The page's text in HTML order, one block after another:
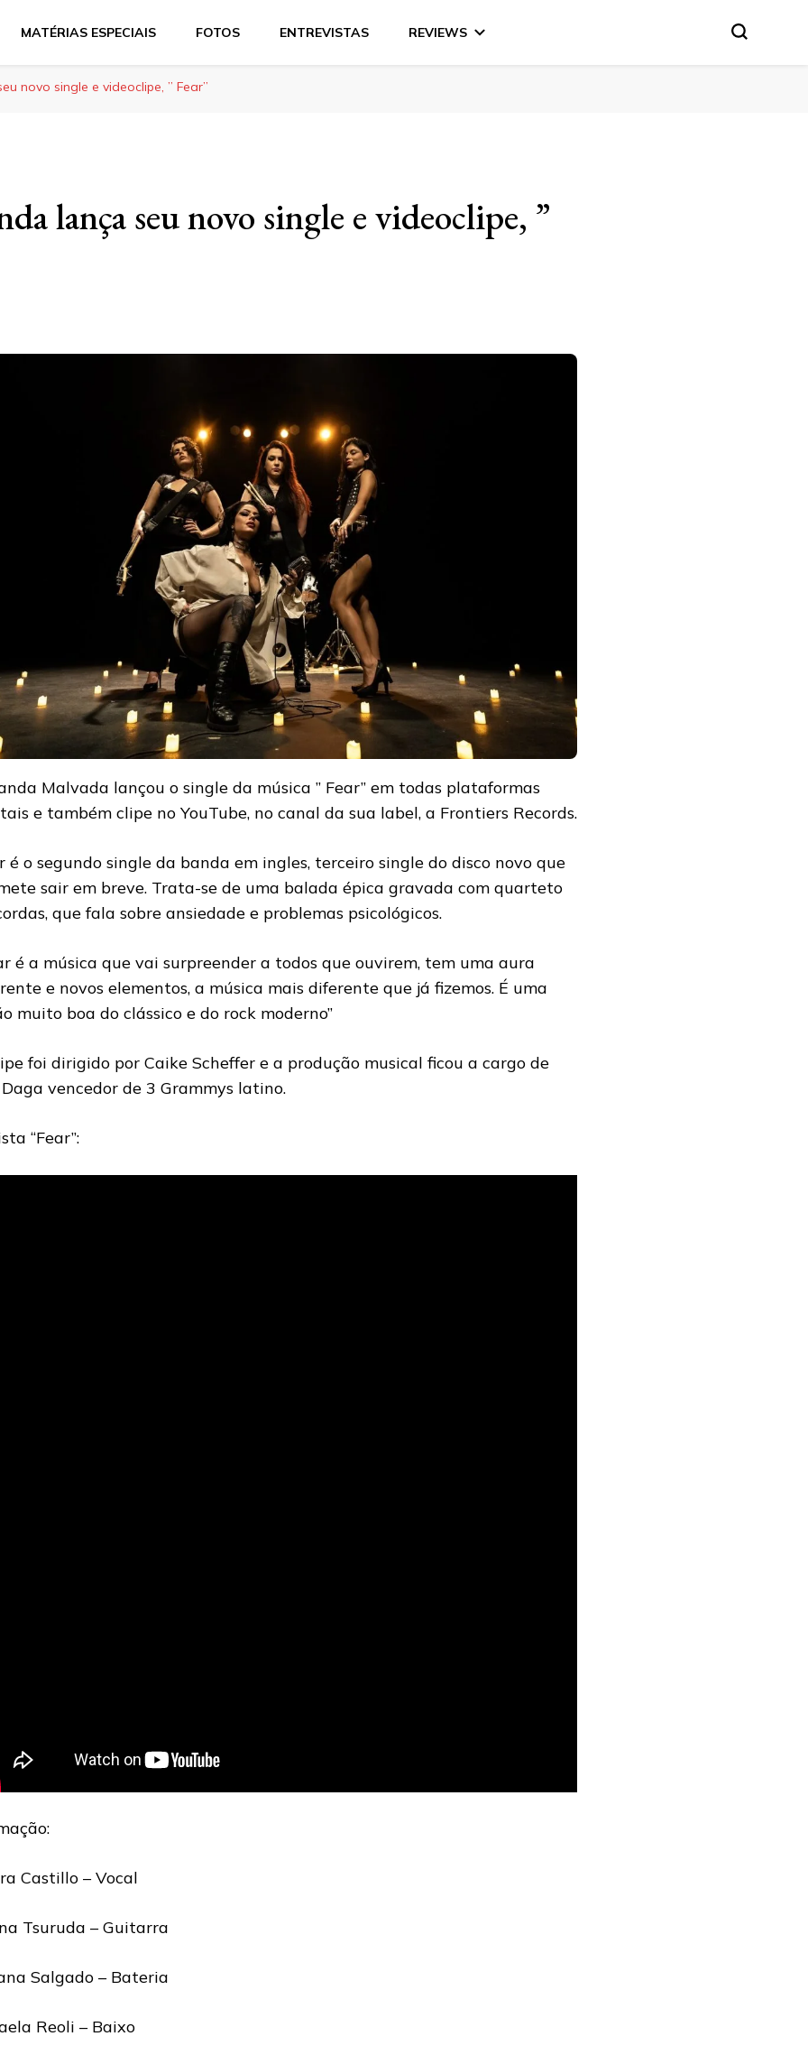
MATÉRIAS ESPECIAIS FOTOS ENTREVISTAS REVIEWS
novo single e videoclipe, ” Fear”
lança seu novo single e videoclipe, ”
Malvada lançou o single da música ” Fear” em todas plataformas
e também clipe no YouTube, no canal da sua label, a Frontiers Records.
é o segundo single da banda em ingles, terceiro single do disco novo que
sair em breve. Trata-se de uma balada épica gravada com quarteto
que fala sobre ansiedade e problemas psicológicos.
é a música que vai surpreender a todos que ouvirem, tem uma aura
e novos elementos, a música mais diferente que já fizemos. É uma
muito boa do clássico e do rock moderno”
foi dirigido por Caike Scheffer e a produção musical ficou a cargo de
vencedor de 3 Grammys latino.
“Fear”:
Castillo – Vocal
Tsuruda – Guitarra
Salgado – Bateria
Reoli – Baixo